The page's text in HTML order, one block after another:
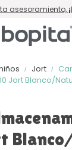
asesoramiento,
Jort
Jort Blanco/